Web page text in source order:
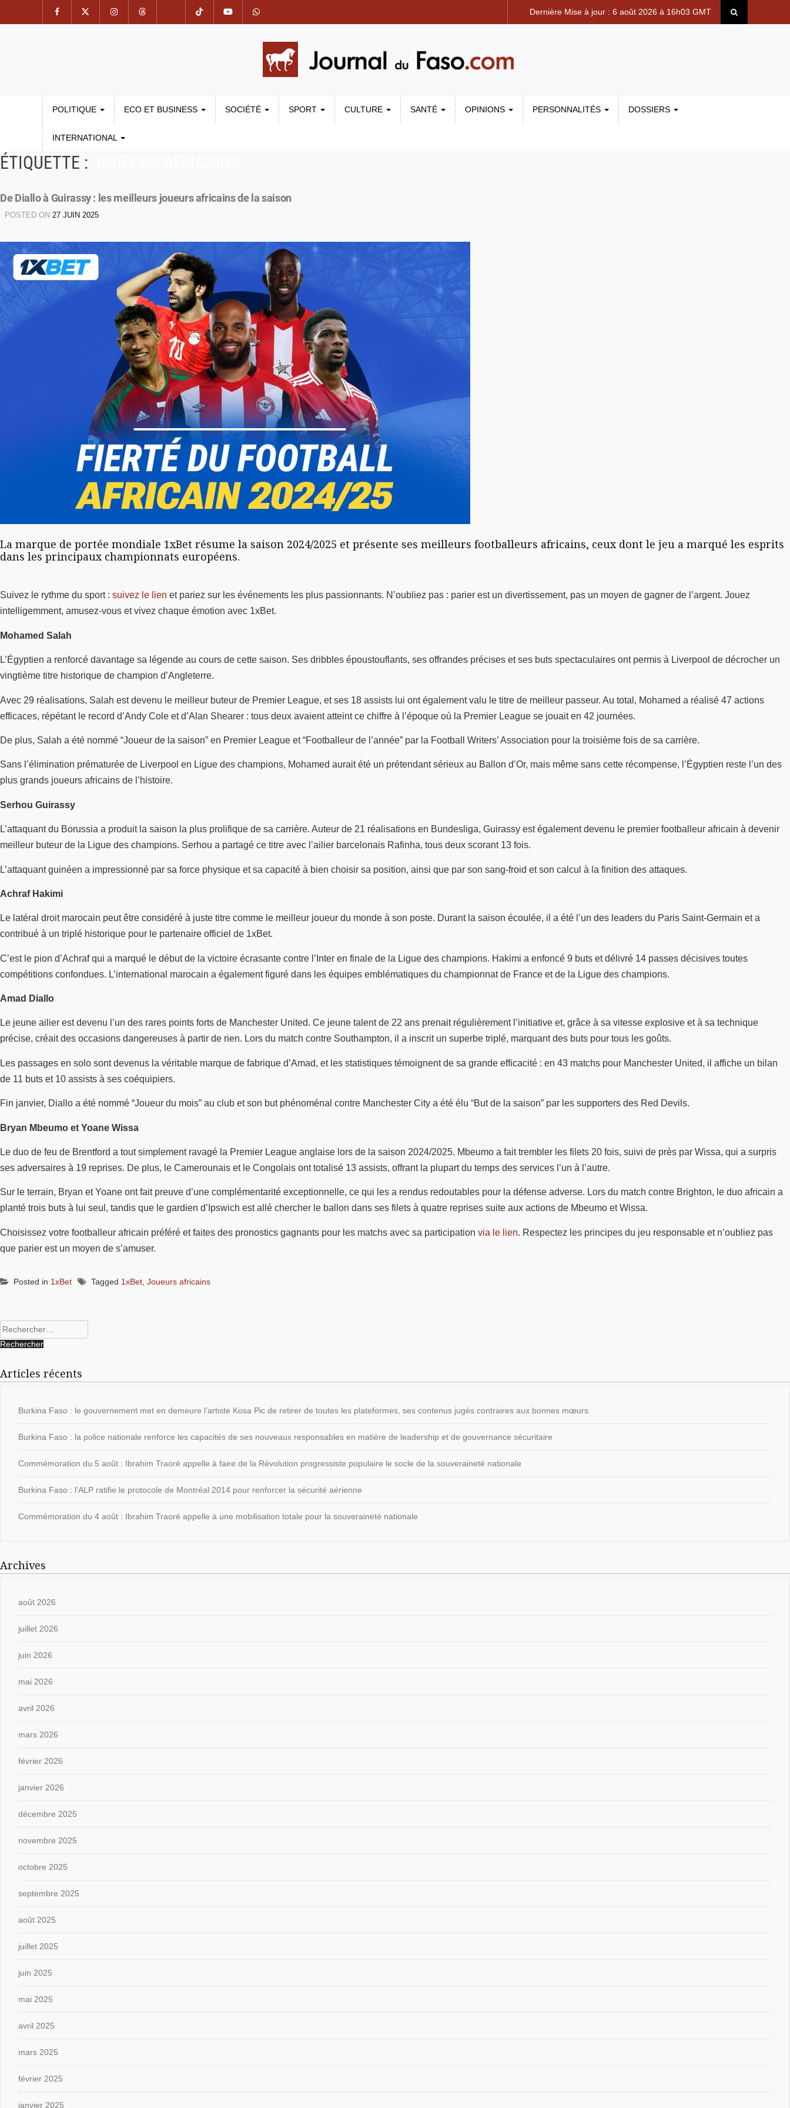
Dernière Mise à jour : 6 août 2026 à 16h03 GMT
POLITIQUE ECO ET BUSINESS SOCIÉTÉ SPORT CULTURE SANTÉ OPINIONS PERSONNALITÉS DOSSIERS
INTERNATIONAL
ÉTIQUETTE :
De Diallo à Guirassy : les meilleurs joueurs africains de la saison
POSTED ON 27 JUIN 2025
La marque de portée mondiale 1xBet résume la saison 2024/2025 et présente ses meilleurs footballeurs africains, ceux dont le jeu a marqué les esprits
dans les principaux championnats européens.
Suivez le rythme du sport : suivez le lien et pariez sur les événements les plus passionnants. N’oubliez pas : parier est un divertissement, pas un moyen de gagner de l’argent. Jouez
intelligemment, amusez-vous et vivez chaque émotion avec 1xBet.
Mohamed Salah
L’Égyptien a renforcé davantage sa légende au cours de cette saison. Ses dribbles époustouflants, ses offrandes précises et ses buts spectaculaires ont permis à Liverpool de décrocher un
vingtième titre historique de champion d’Angleterre.
Avec 29 réalisations, Salah est devenu le meilleur buteur de Premier League, et ses 18 assists lui ont également valu le titre de meilleur passeur. Au total, Mohamed a réalisé 47 actions
efficaces, répétant le record d’Andy Cole et d’Alan Shearer : tous deux avaient atteint ce chiffre à l’époque où la Premier League se jouait en 42 journées.
De plus, Salah a été nommé “Joueur de la saison” en Premier League et “Footballeur de l’année” par la Football Writers’ Association pour la troisième fois de sa carrière.
Sans l’élimination prématurée de Liverpool en Ligue des champions, Mohamed aurait été un prétendant sérieux au Ballon d’Or, mais même sans cette récompense, l’Égyptien reste l’un des
plus grands joueurs africains de l’histoire.
Serhou Guirassy
L’attaquant du Borussia a produit la saison la plus prolifique de sa carrière. Auteur de 21 réalisations en Bundesliga, Guirassy est également devenu le premier footballeur africain à devenir
meilleur buteur de la Ligue des champions. Serhou a partagé ce titre avec l’ailier barcelonais Rafinha, tous deux scorant 13 fois.
L’attaquant guinéen a impressionné par sa force physique et sa capacité à bien choisir sa position, ainsi que par son sang-froid et son calcul à la finition des attaques.
Achraf Hakimi
Le latéral droit marocain peut être considéré à juste titre comme le meilleur joueur du monde à son poste. Durant la saison écoulée, il a été l’un des leaders du Paris Saint-Germain et a
contribué à un triplé historique pour le partenaire officiel de 1xBet.
C’est le pion d’Achraf qui a marqué le début de la victoire écrasante contre l’Inter en finale de la Ligue des champions. Hakimi a enfoncé 9 buts et délivré 14 passes décisives toutes
compétitions confondues. L’international marocain a également figuré dans les équipes emblématiques du championnat de France et de la Ligue des champions.
Amad Diallo
Le jeune ailier est devenu l’un des rares points forts de Manchester United. Ce jeune talent de 22 ans prenait régulièrement l’initiative et, grâce à sa vitesse explosive et à sa technique
précise, créait des occasions dangereuses à partir de rien. Lors du match contre Southampton, il a inscrit un superbe triplé, marquant des buts pour tous les goûts.
Les passages en solo sont devenus la véritable marque de fabrique d’Amad, et les statistiques témoignent de sa grande efficacité : en 43 matchs pour Manchester United, il affiche un bilan
de 11 buts et 10 assists à ses coéquipiers.
Fin janvier, Diallo a été nommé “Joueur du mois” au club et son but phénoménal contre Manchester City a été élu “But de la saison” par les supporters des Red Devils.
Bryan Mbeumo et Yoane Wissa
Le duo de feu de Brentford a tout simplement ravagé la Premier League anglaise lors de la saison 2024/2025. Mbeumo a fait trembler les filets 20 fois, suivi de près par Wissa, qui a surpris
ses adversaires à 19 reprises. De plus, le Camerounais et le Congolais ont totalisé 13 assists, offrant la plupart du temps des services l’un à l’autre.
Sur le terrain, Bryan et Yoane ont fait preuve d’une complémentarité exceptionnelle, ce qui les a rendus redoutables pour la défense adverse. Lors du match contre Brighton, le duo africain a
planté trois buts à lui seul, tandis que le gardien d’Ipswich est allé chercher le ballon dans ses filets à quatre reprises suite aux actions de Mbeumo et Wissa.
Choisissez votre footballeur africain préféré et faites des pronostics gagnants pour les matchs avec sa participation via le lien. Respectez les principes du jeu responsable et n’oubliez pas
que parier est un moyen de s’amuser.
Posted in 1xBet Tagged 1xBet, Joueurs africains
Rechercher :
Articles récents
Burkina Faso : le gouvernement met en demeure l’artiste Kosa Pic de retirer de toutes les plateformes, ses contenus jugés contraires aux bonnes mœurs
Burkina Faso : la police nationale renforce les capacités de ses nouveaux responsables en matière de leadership et de gouvernance sécuritaire
Commémoration du 5 août : Ibrahim Traoré appelle à faire de la Révolution progressiste populaire le socle de la souveraineté nationale
Burkina Faso : l’ALP ratifie le protocole de Montréal 2014 pour renforcer la sécurité aérienne
Commémoration du 4 août : Ibrahim Traoré appelle à une mobilisation totale pour la souveraineté nationale
Archives
août 2026
juillet 2026
juin 2026
mai 2026
avril 2026
mars 2026
février 2026
janvier 2026
décembre 2025
novembre 2025
octobre 2025
septembre 2025
août 2025
juillet 2025
juin 2025
mai 2025
avril 2025
mars 2025
février 2025
janvier 2025